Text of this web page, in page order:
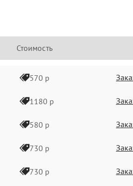
Стоимость
570 р
1180 р
580 р
730 р
730 р